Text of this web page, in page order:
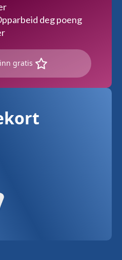
deg poeng
gratis